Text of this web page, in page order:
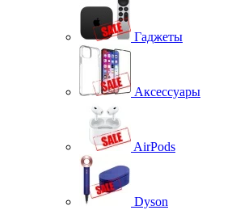
Гаджеты
Аксессуары
AirPods
Dyson